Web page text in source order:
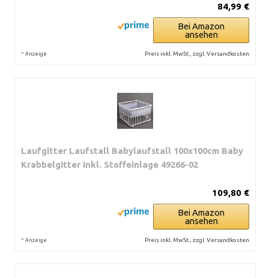
84,99 €
Bei Amazon
ansehen
* Anzeige Preis inkl. MwSt., zzgl. Versandkosten
Laufgitter Laufstall Babylaufstall 100x100cm Baby
Krabbelgitter inkl. Stoffeinlage 49266-02
109,80 €
Bei Amazon
ansehen
* Anzeige Preis inkl. MwSt., zzgl. Versandkosten